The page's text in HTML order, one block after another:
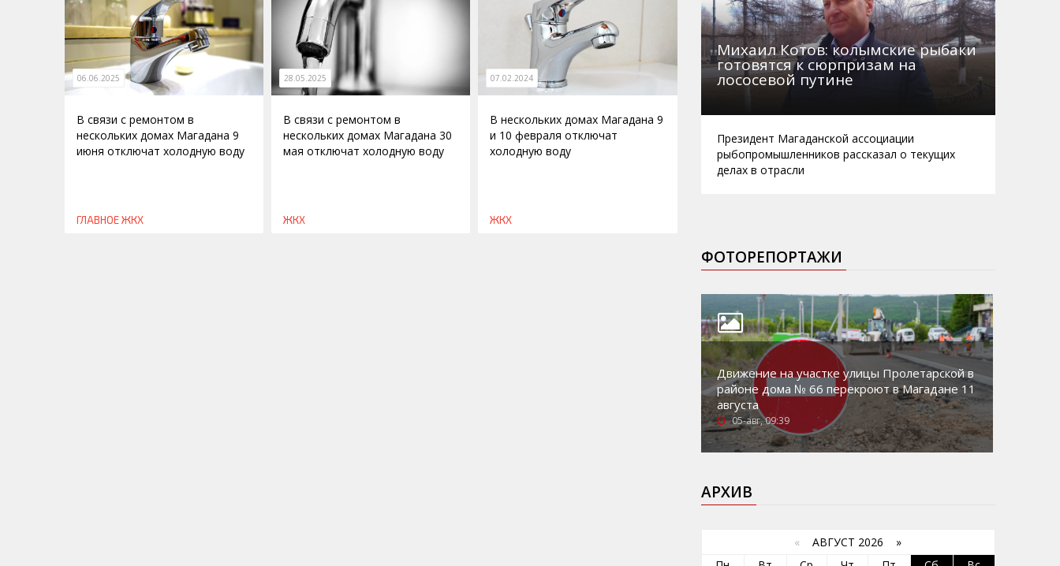
06.06.2025
В связи с ремонтом в
нескольких домах Магадана 9
июня отключат холодную воду
ГЛАВНОЕЖКХ
28.05.2025
В связи с ремонтом в
нескольких домах Магадана 30
мая отключат холодную воду
ЖКХ
07.02.2024
В нескольких домах Магадана 9
и 10 февраля отключат
холодную воду
ЖКХ
Михаил Котов: колымские рыбаки
готовятся к сюрпризам на
лососевой путине
Президент Магаданской ассоциации
рыбопромышленников рассказал о текущих
делах в отрасли
ФОТОРЕПОРТАЖИ
Движение на участке улицы Пролетарской в
районе дома № 66 перекроют в Магадане 11
августа
05-авг, 09:39
АРХИВ
« АВГУСТ 2026 »